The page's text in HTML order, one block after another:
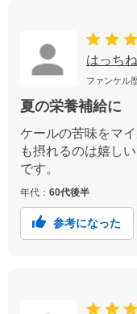
はっちね
ファンケル
夏の栄養補給に
ケールの苦味をマ
も摂れるのは嬉し
です。
年代： 60代後半
参考になった